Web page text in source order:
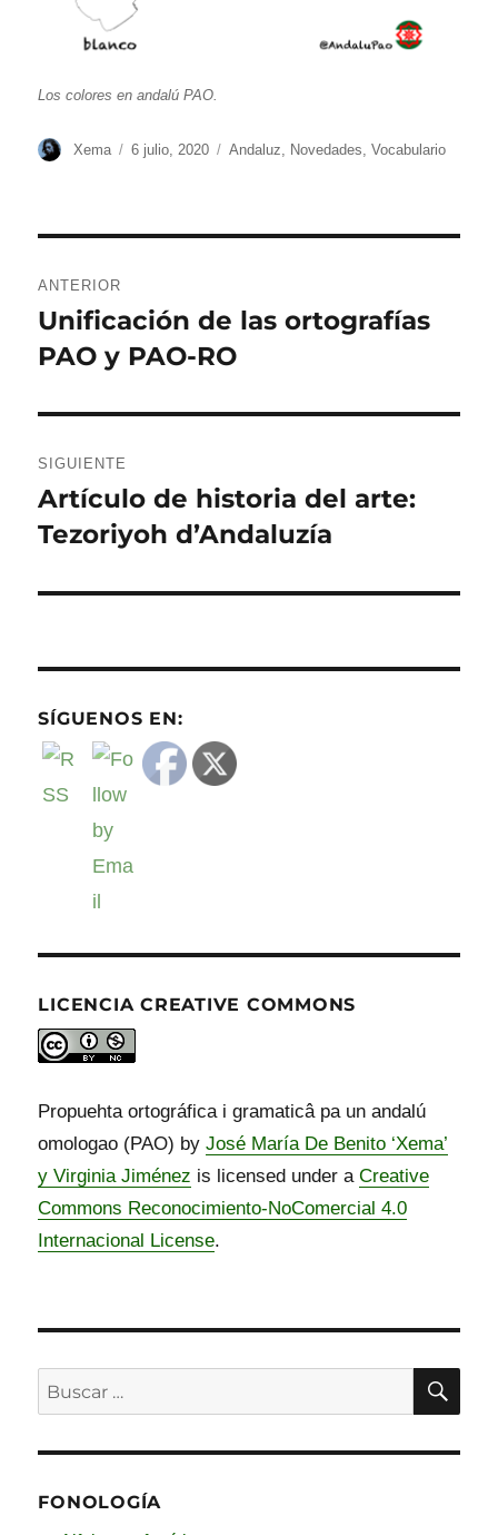
Los colores en andalú PAO.
Autor
Xema
Publicado
6 julio, 2020 Categorías
Andaluz, Novedades,Vocabulario
de
entradas
ANTERIOR
Entrada
anterior:
Unificación de las ortografías
PAO y PAO-RO
SIGUIENTE
Entrada
siguiente:
Artículo de historia del arte:
Tezoriyoh d’Andaluzía
SÍGUENOS EN:
LICENCIA CREATIVE COMMONS
Propuehta ortográfica i gramaticâ pa un andalú
omologao (PAO) byJosé María De Benito ‘Xema’
y Virginia Jiménez is licensed under aCreative
Commons Reconocimiento-NoComercial 4.0
Internacional License.
Buscar
por:
FONOLOGÍA